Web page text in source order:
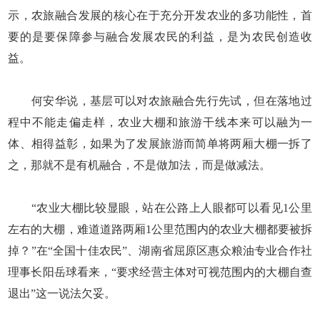
示，农旅融合发展的核心在于充分开发农业的多功能性，首
要的是要保障参与融合发展农民的利益，是为农民创造收
益。
何安华说，基层可以对农旅融合先行先试，但在落地过
程中不能走偏走样，农业大棚和旅游干线本来可以融为一
体、相得益彰，如果为了发展旅游而简单将两厢大棚一拆了
之，那就不是有机融合，不是做加法，而是做减法。
“农业大棚比较显眼，站在公路上人眼都可以看见1公里
左右的大棚，难道道路两厢1公里范围内的农业大棚都要被拆
掉？”在“全国十佳农民”、湖南省屈原区惠众粮油专业合作社
理事长阳岳球看来，“要求经营主体对可视范围内的大棚自查
退出”这一说法欠妥。